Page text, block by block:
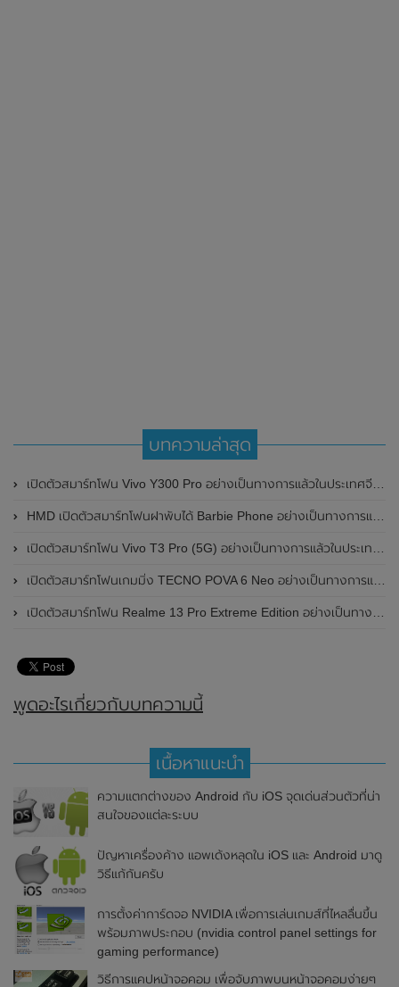
บทความล่าสุด
เปิดตัวสมาร์ทโฟน Vivo Y300 Pro อย่างเป็นทางการแล้วในประเทศจีน มาพร้อมดีไซน์พรีเมี่ยม ทนทาน และแบตเตอรี่สุดอึดขนาดใหญ่ 6,500mAh พร้อมรองรับการชาร์จไว 80W
HMD เปิดตัวสมาร์ทโฟนฝาพับได้ Barbie Phone อย่างเป็นทางการแล้ว มาพร้อมธีมสีชมพูสดใส
เปิดตัวสมาร์ทโฟน Vivo T3 Pro (5G) อย่างเป็นทางการแล้วในประเทศอินเดีย
เปิดตัวสมาร์ทโฟนเกมมิ่ง TECNO POVA 6 Neo อย่างเป็นทางการแล้วในประเทศไทย ในราคา 8,499 บาท
เปิดตัวสมาร์ทโฟน Realme 13 Pro Extreme Edition อย่างเป็นทางการแล้วในประเทศจีน
พูดอะไรเกี่ยวกับบทความนี้
เนื้อหาแนะนำ
ความแตกต่างของ Android กับ iOS จุดเด่นส่วนตัวที่น่า
สนใจของแต่ละระบบ
ปัญหาเครื่องค้าง แอพเด้งหลุดใน iOS และ Android มาดู
วิธีแก้กันครับ
การตั้งค่าการ์ดจอ NVIDIA เพื่อการเล่นเกมส์ที่ไหลลื่นขึ้น
พร้อมภาพประกอบ (nvidia control panel settings for
gaming performance)
วิธีการแคปหน้าจอคอม เพื่อจับภาพบนหน้าจอคอมง่ายๆ